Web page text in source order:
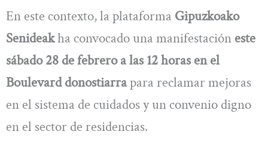
En este contexto, la plataforma Gipuzkoako
Senideakha convocado una manifestación este
sábado 28 de febrero a las 12 horas en el
Boulevard donostiarrapara reclamar mejoras
en el sistema de cuidados y un convenio digno
en el sector de residencias.